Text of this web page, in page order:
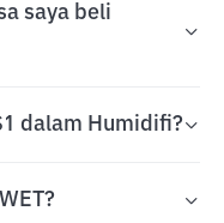
saya beli
dalam Humidifi?